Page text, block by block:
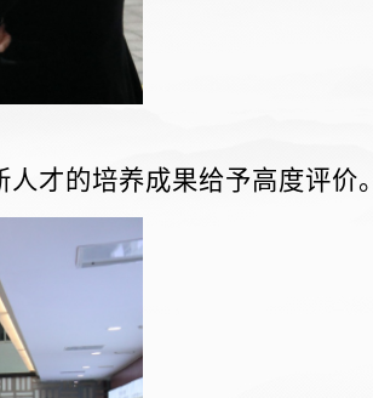
才的培养成果给予高度评价。